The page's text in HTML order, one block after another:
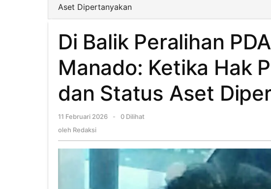
Aset Dipertanyakan
Di Balik Peralihan
Manado: Ketika Hak
dan Status Aset
11 Februari 2026
oleh
-
0 Dilihat
oleh Redaksi